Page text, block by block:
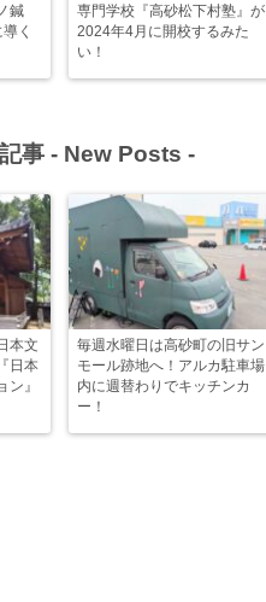
鍼
く
専門学校『高砂松下村塾』が
2024年4月に開校するみた
い！
事 - New Posts -
本文
日本
』
毎週水曜日は高砂町の旧サン
モール跡地へ！アルカ駐車場
内に週替わりでキッチンカ
ー！